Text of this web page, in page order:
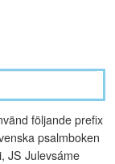
följande prefix
psalmboken
JS Julevsáme